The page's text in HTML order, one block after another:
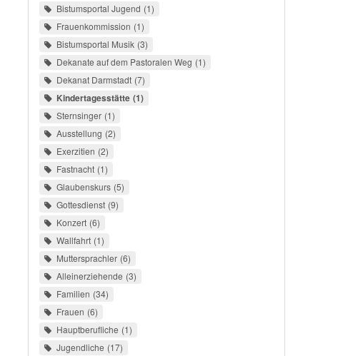
Bistumsportal Jugend 1
Frauenkommission 1
Bistumsportal Musik 3
Dekanate auf dem Pastoralen Weg 1
Dekanat Darmstadt 7
Kindertagesstätte 1
Sternsinger 1
Ausstellung 2
Exerzitien 2
Fastnacht 1
Glaubenskurs 5
Gottesdienst 9
Konzert 6
Wallfahrt 1
Muttersprachler 6
Alleinerziehende 3
Familien 34
Frauen 6
Hauptberufliche 1
Jugendliche 17